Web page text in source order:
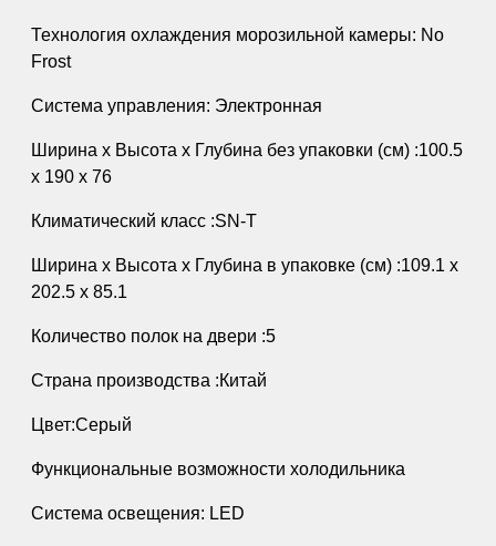
Технология охлаждения морозильной камеры: No
Frost
Система управления: Электронная
Ширина х Высота х Глубина без упаковки (см) :100.5
х 190 х 76
Климатический класс :SN-T
Ширина х Высота х Глубина в упаковке (см) :109.1 x
202.5 x 85.1
Количество полок на двери :5
Страна производства :Китай
Цвет:Серый
Функциональные возможности холодильника
Система освещения: LED